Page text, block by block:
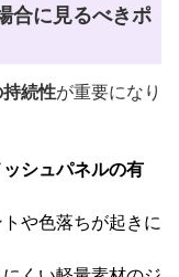
合に見るべきポ
続性が重要になり
シュパネルの有
や色落ちが起きに